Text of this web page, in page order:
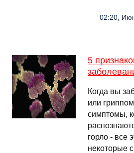
02:20,
5
Когда вы
или
симптомы,
горло - все
некоторые